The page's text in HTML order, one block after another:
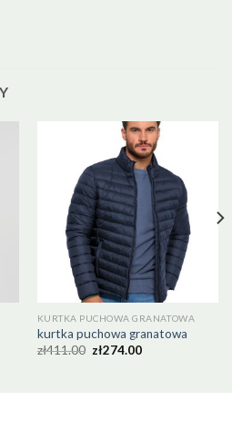
KURTKA PUCHOWA GRANATOWA
kurtka puchowa granatowa
zł411.00 zł274.00